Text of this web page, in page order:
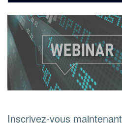
Inscrivez-vous maintenant